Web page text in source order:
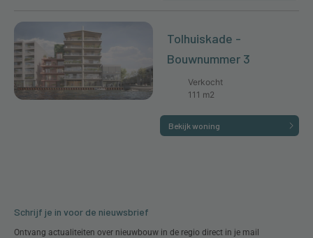
Tolhuiskade -
Bouwnummer 3
Verkocht
111 m2
Bekijk woning
Schrijf je in voor de nieuwsbrief
Ontvang actualiteiten over nieuwbouw in de regio direct in je mail